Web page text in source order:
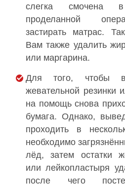
слегка смочена
проделанной
застирать матрас.
Вам также удалить
или маргарина.
Для того, чтобы
жевательной резинки
на помощь снова
бумага. Однако,
проходить в
необходимо
лёд, затем остатки
или лейкопластыря
после чего